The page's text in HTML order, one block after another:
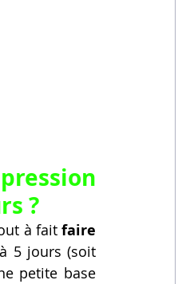
?
à fait faire
5 jours (soit
petite base